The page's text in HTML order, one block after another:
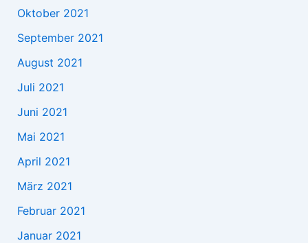
Oktober 2021
September 2021
August 2021
Juli 2021
Juni 2021
Mai 2021
April 2021
März 2021
Februar 2021
Januar 2021